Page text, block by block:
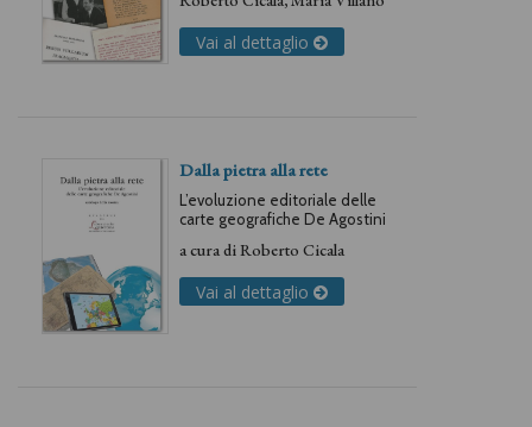
Vai al dettaglio
Dalla pietra alla rete
L’evoluzione editoriale delle
carte geografiche De Agostini
a cura diRoberto Cicala
Vai al dettaglio